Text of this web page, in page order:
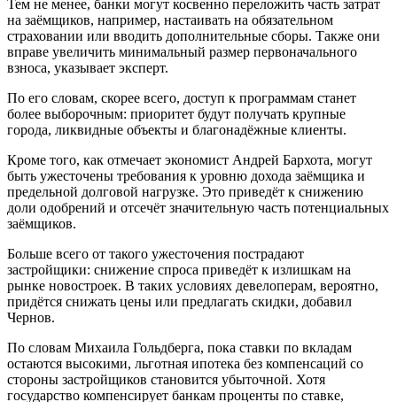
Тем не менее, банки могут косвенно переложить часть затрат
на заёмщиков, например, настаивать на обязательном
страховании или вводить дополнительные сборы. Также они
вправе увеличить минимальный размер первоначального
взноса, указывает эксперт.
По его словам, скорее всего, доступ к программам станет
более выборочным: приоритет будут получать крупные
города, ликвидные объекты и благонадёжные клиенты.
Кроме того, как отмечает экономист Андрей Бархота, могут
быть ужесточены требования к уровню дохода заёмщика и
предельной долговой нагрузке. Это приведёт к снижению
доли одобрений и отсечёт значительную часть потенциальных
заёмщиков.
Больше всего от такого ужесточения пострадают
застройщики: снижение спроса приведёт к излишкам на
рынке новостроек. В таких условиях девелоперам, вероятно,
придётся снижать цены или предлагать скидки, добавил
Чернов.
По словам Михаила Гольдберга, пока ставки по вкладам
остаются высокими, льготная ипотека без компенсаций со
стороны застройщиков становится убыточной. Хотя
государство компенсирует банкам проценты по ставке,